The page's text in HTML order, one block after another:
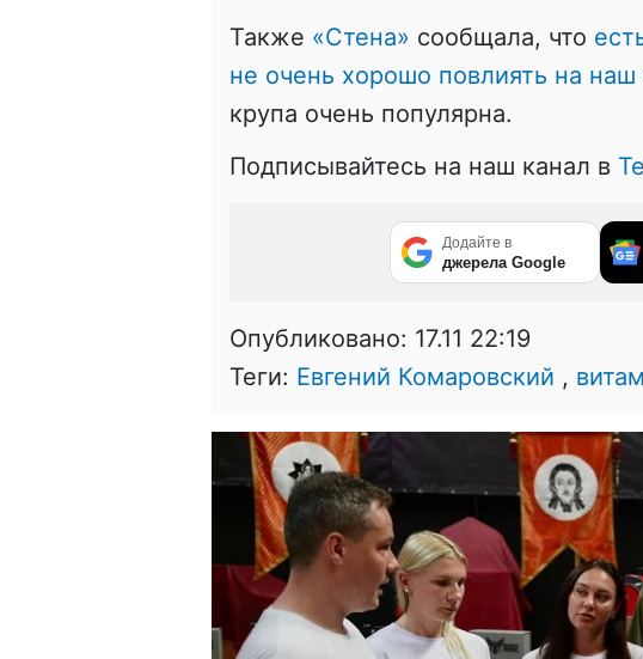
Также «Стена» сообщала, что
не очень хорошо повлиять на наш
крупа очень популярна.
Подписывайтесь на наш канал в
Додайте в
джерела Google
Опубликовано: 17.11 22:19
Теги: Евгений Комаровский ,